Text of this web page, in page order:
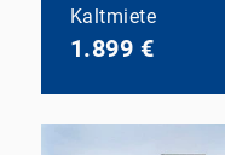
Kaltmiete
1.899 €